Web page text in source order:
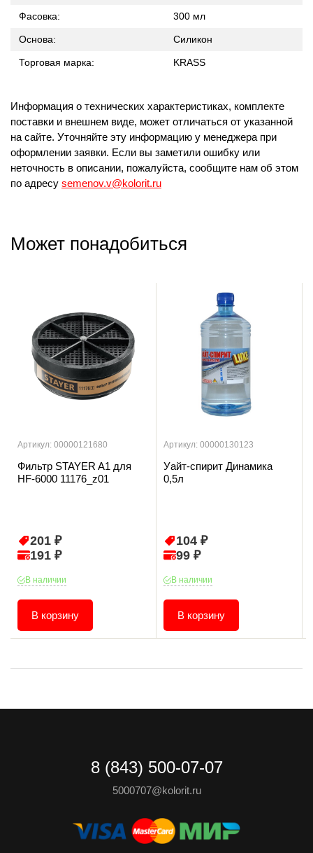
Фасовка: 300 мл
Основа: Силикон
Торговая марка: KRASS
Информация о технических характеристиках, комплекте
поставки и внешнем виде, может отличаться от указанной
на сайте. Уточняйте эту информацию у менеджера при
оформлении заявки. Если вы заметили ошибку или
неточность в описании, пожалуйста, сообщите нам об этом
по адресу semenov.v@kolorit.ru
Может понадобиться
Артикул: 00000121680
Фильтр STAYER A1 для
HF-6000 11176_z01
201 ₽
191 ₽
В наличии
В корзину
Артикул: 00000130123
Уайт-спирит Динамика
0,5л
104 ₽
99 ₽
В наличии
В корзину
8 (843) 500-07-07
5000707@kolorit.ru